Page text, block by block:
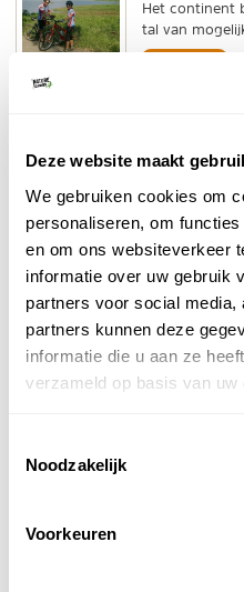
Deze website maakt
We gebruiken cookies om
personaliseren, om
en om ons websiteverkeer
informatie over uw gebruik
partners voor social
partners kunnen deze
informatie die u aan ze
verzameld op basis van
Noodzakelijk
Voorkeuren
Het continent
tal van
landschappen:
nodigen uit tot
BEKIJK
Fietsen in België
Vlaanderen en
goed
verschillende...
fietsen